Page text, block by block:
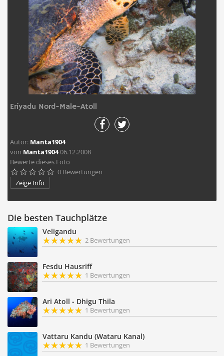
Eriyadu Nord-Male-Atoll
Autor: Manta1904
von Manta190406.12.2008
Bewerte dieses Foto
     0 Bewertungen
Zeige Info
Die besten Tauchplätze
Veligandu
2 Bewertungen
Fesdu Hausriff
1 Bewertungen
Ari Atoll - Dhigu Thila
1 Bewertungen
Vattaru Kandu (Wataru Kanal)
1 Bewertungen